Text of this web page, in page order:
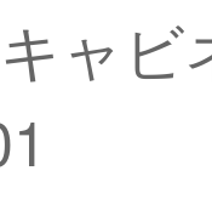
ャビ